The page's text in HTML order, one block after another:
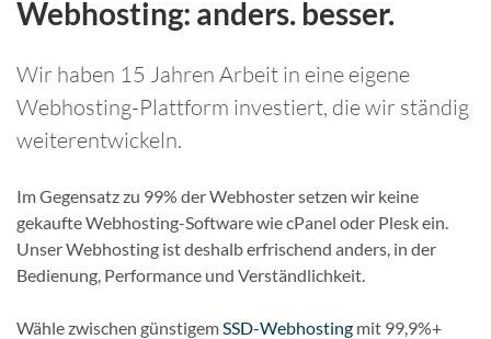
Webhosting: anders. besser.
Wir haben 15 Jahren Arbeit in eine eigene
Webhosting-Plattform investiert, die wir ständig
weiterentwickeln.
Im Gegensatz zu 99% der Webhoster setzen wir keine
gekaufte Webhosting-Software wie cPanel oder Plesk ein.
Unser Webhosting ist deshalb erfrischend anders, in der
Bedienung, Performance und Verständlichkeit.
Wähle zwischen günstigem SSD-Webhosting mit 99,9%+